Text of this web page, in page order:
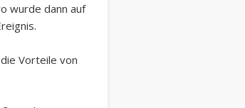
wurde dann auf
Vorteile von